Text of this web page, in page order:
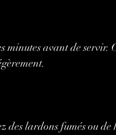
minutes avant de servir.
lardons fumés ou de